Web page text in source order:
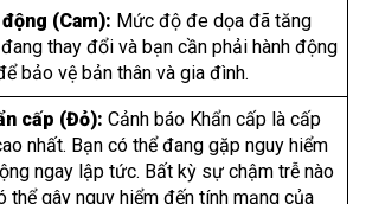
(Cam): Mức độ đe dọa đã tăng
thay đổi và bạn cần phải hành động
bảo vệ bản thân và gia đình.
cấp (Đỏ): Cảnh báo Khẩn cấp là cấp
nhất. Bạn có thể đang gặp nguy hiểm
ngay lập tức. Bất kỳ sự chậm trễ nào
thể gây nguy hiểm đến tính mạng của